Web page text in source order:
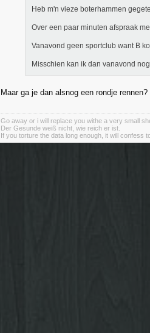
Heb m'n vieze boterhammen
Over een paar minuten afspraak
Vanavond geen sportclub want B
Misschien kan ik dan vanavond
Maar ga je dan alsnog een rondje
Go away or i will replace you withe a very small
Der Gesunde weiß nicht, wie reich er ist.
If you torture the data long enough, it will confess